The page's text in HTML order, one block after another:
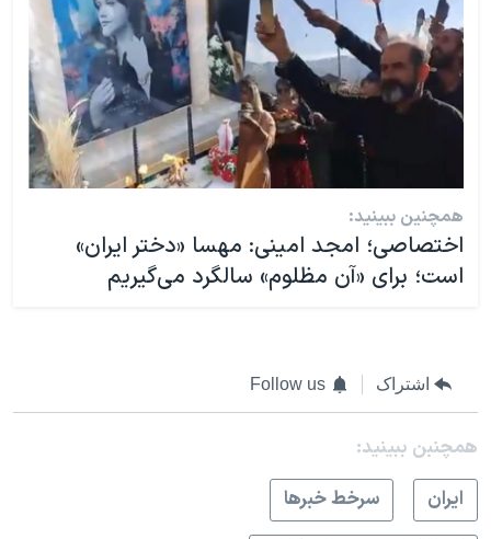
همچنین ببینید:
اختصاصی؛ امجد امینی: مهسا «دختر ایران»
است؛ برای «آن مظلوم» سالگرد می‌گیریم
اشتراک Follow us
همچنبن ببینید:
ايران
سرخط خبرها